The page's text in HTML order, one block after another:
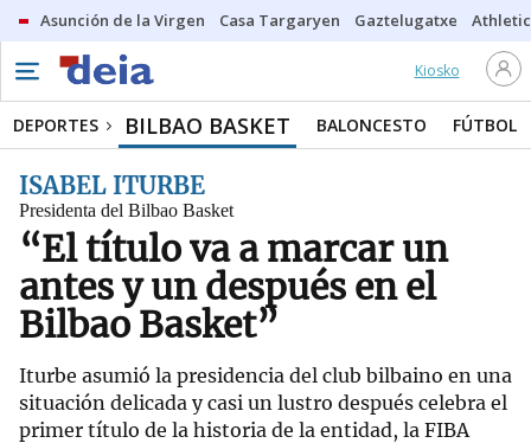
Asunción de la Virgen Casa Targaryen Gaztelugatxe Athletic
Kiosko
DEPORTES BILBAO BASKET BALONCESTO FÚTBOL
ISABEL ITURBE
Presidenta del Bilbao Basket
“El título va a marcar un
antes y un después en el
Bilbao Basket”
Iturbe asumió la presidencia del club bilbaino en una
situación delicada y casi un lustro después celebra el
primer título de la historia de la entidad, la FIBA